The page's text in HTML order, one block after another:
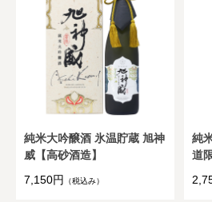
純米大吟醸酒 氷温貯蔵 旭神
威【高砂酒造】
7,150円
（税込み）
純
道